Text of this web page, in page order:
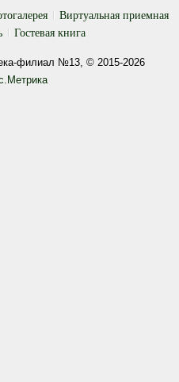
Виртуальная приемная
Гостевая книга
филиал №13, © 2015-2026